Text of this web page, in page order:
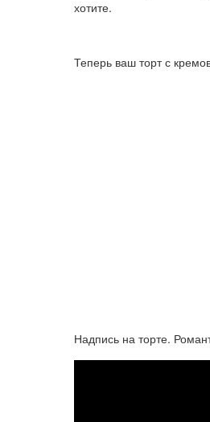
хотите.
Теперь ваш торт с
Надпись на торте.